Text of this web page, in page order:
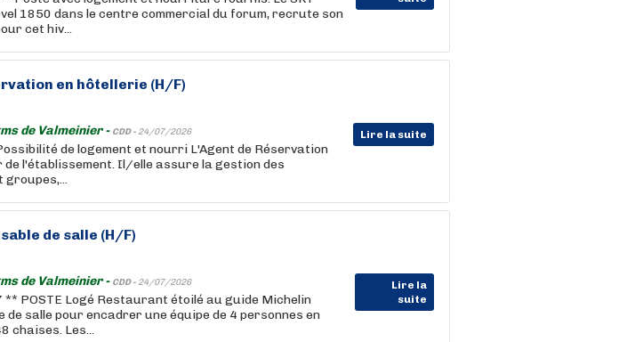
1850 dans le centre commercial du forum, recrute son
cet hiv...
en hôtellerie (H/F)
de Valmeinier - CDD - 24/07/2026 Lire la suite
de logement et nourri L'Agent de Réservation
l'établissement. Il/elle assure la gestion des
groupes,...
de salle (H/F)
de Valmeinier - CDD - 24/07/2026
Lire la
suite
POSTE Logé Restaurant étoilé au guide Michelin
de salle pour encadrer une équipe de 4 personnes en
chaises. Les...